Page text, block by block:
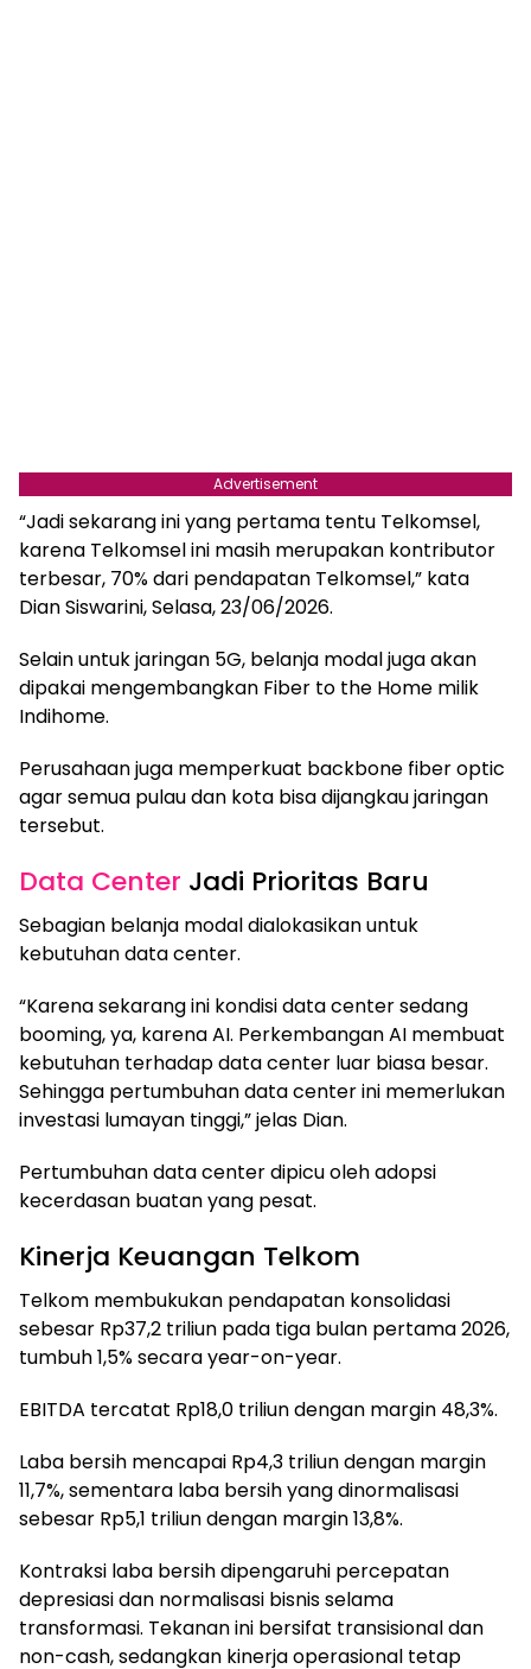
Advertisement
“Jadi sekarang ini yang pertama tentu Telkomsel,
karena Telkomsel ini masih merupakan kontributor
terbesar, 70% dari pendapatan Telkomsel,” kata
Dian Siswarini, Selasa, 23/06/2026.
Selain untuk jaringan 5G, belanja modal juga akan
dipakai mengembangkan Fiber to the Home milik
Indihome.
Perusahaan juga memperkuat backbone fiber optic
agar semua pulau dan kota bisa dijangkau jaringan
tersebut.
Data Center Jadi Prioritas Baru
Sebagian belanja modal dialokasikan untuk
kebutuhan data center.
“Karena sekarang ini kondisi data center sedang
booming, ya, karena AI. Perkembangan AI membuat
kebutuhan terhadap data center luar biasa besar.
Sehingga pertumbuhan data center ini memerlukan
investasi lumayan tinggi,” jelas Dian.
Pertumbuhan data center dipicu oleh adopsi
kecerdasan buatan yang pesat.
Kinerja Keuangan Telkom
Telkom membukukan pendapatan konsolidasi
sebesar Rp37,2 triliun pada tiga bulan pertama 2026,
tumbuh 1,5% secara year-on-year.
EBITDA tercatat Rp18,0 triliun dengan margin 48,3%.
Laba bersih mencapai Rp4,3 triliun dengan margin
11,7%, sementara laba bersih yang dinormalisasi
sebesar Rp5,1 triliun dengan margin 13,8%.
Kontraksi laba bersih dipengaruhi percepatan
depresiasi dan normalisasi bisnis selama
transformasi. Tekanan ini bersifat transisional dan
non-cash, sedangkan kinerja operasional tetap